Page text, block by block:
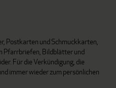
Postkarten und Schmuckkarten,
Pfarrbriefen, Bildblätter und
Für die Verkündigung, die
immer wieder zum persönlichen